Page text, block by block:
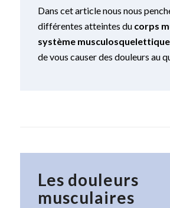
Dans cet article nous nous
différentes atteintes du corps
système musculosquelettique
de vous causer des douleurs au
Les douleurs
musculaires